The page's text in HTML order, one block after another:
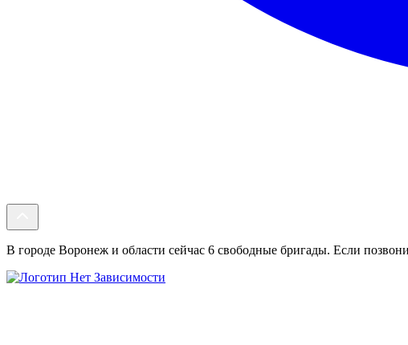
В городе Воронеж и области сейчас 6 свободные бригады. Если